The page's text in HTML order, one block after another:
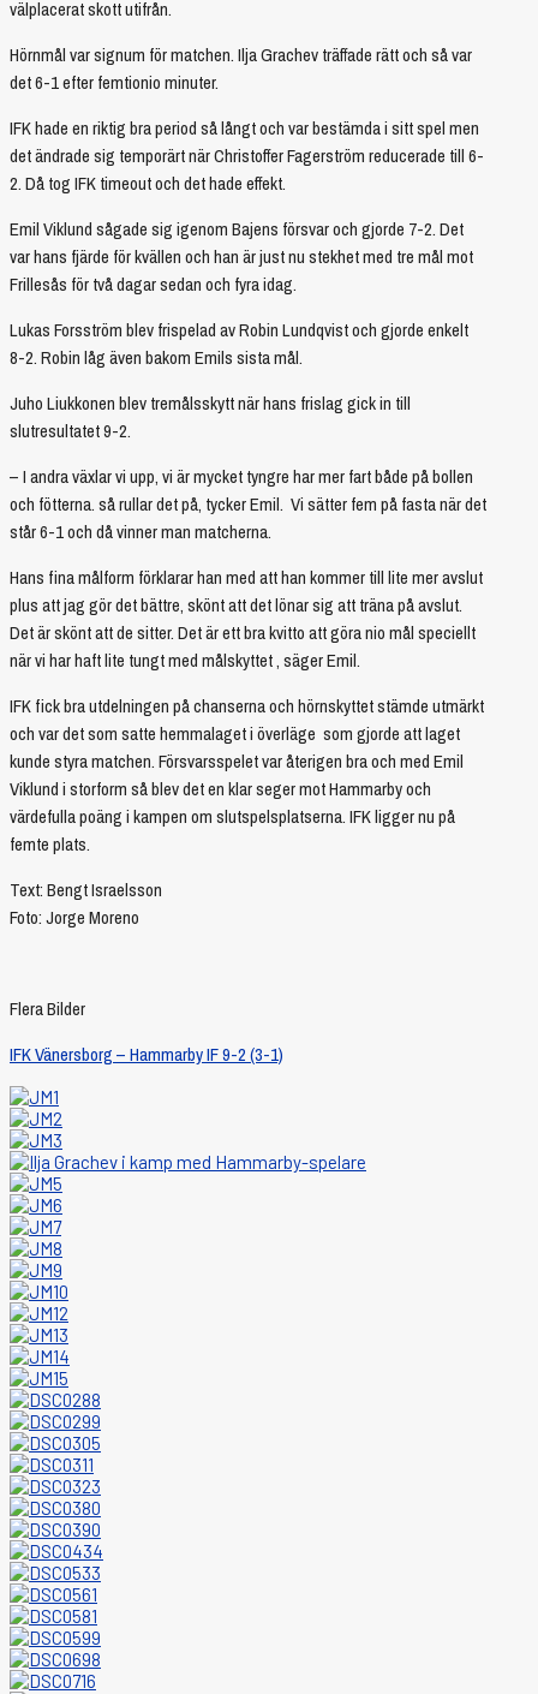
välplacerat skott utifrån.
Hörnmål var signum för matchen. Ilja Grachev träffade rätt och så var
det 6-1 efter femtionio minuter.
IFK hade en riktig bra period så långt och var bestämda i sitt spel men
det ändrade sig temporärt när Christoffer Fagerström reducerade till 6-
2. Då tog IFK timeout och det hade effekt.
Emil Viklund sågade sig igenom Bajens försvar och gjorde 7-2. Det
var hans fjärde för kvällen och han är just nu stekhet med tre mål mot
Frillesås för två dagar sedan och fyra idag.
Lukas Forsström blev frispelad av Robin Lundqvist och gjorde enkelt
8-2. Robin låg även bakom Emils sista mål.
Juho Liukkonen blev tremålsskytt när hans frislag gick in till
slutresultatet 9-2.
– I andra växlar vi upp, vi är mycket tyngre har mer fart både på bollen
och fötterna. så rullar det på, tycker Emil. Vi sätter fem på fasta när det
står 6-1 och då vinner man matcherna.
Hans fina målform förklarar han med att han kommer till lite mer avslut
plus att jag gör det bättre, skönt att det lönar sig att träna på avslut.
Det är skönt att de sitter. Det är ett bra kvitto att göra nio mål speciellt
när vi har haft lite tungt med målskyttet , säger Emil.
IFK fick bra utdelningen på chanserna och hörnskyttet stämde utmärkt
och var det som satte hemmalaget i överläge som gjorde att laget
kunde styra matchen. Försvarsspelet var återigen bra och med Emil
Viklund i storform så blev det en klar seger mot Hammarby och
värdefulla poäng i kampen om slutspelsplatserna. IFK ligger nu på
femte plats.
Text: Bengt Israelsson
Foto: Jorge Moreno
Flera Bilder
IFK Vänersborg – Hammarby IF 9-2 (3-1)